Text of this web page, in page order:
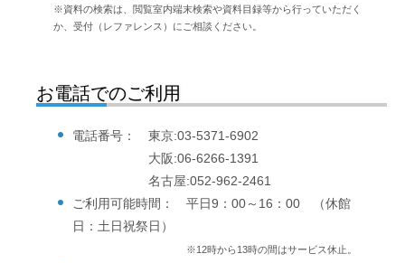
※資料の検索は、閲覧室内端末検索や資料目録等から行っていただく
か、受付（レファレンス）にご相談ください。
お電話でのご利用
電話番号： 東京:03-5371-6902
大阪:06-6266-1391
名古屋:052-962-2461
ご利用可能時間： 平日9：00～16：00 （休館
日：土日祝祭日）
※12時から13時の間はサービス休止。